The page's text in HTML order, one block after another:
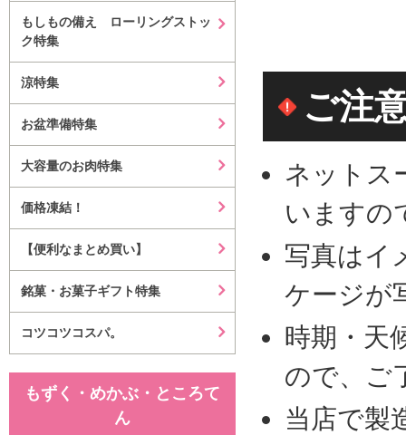
もしもの備え ローリングストッ
ク特集
涼特集
お盆準備特集
大容量のお肉特集
価格凍結！
【便利なまとめ買い】
銘菓・お菓子ギフト特集
コツコツコスパ。
もずく・めかぶ・ところて
ん
ご注
ネットス
いますの
写真はイ
ケージが
時期・天
ので、ご
当店で製